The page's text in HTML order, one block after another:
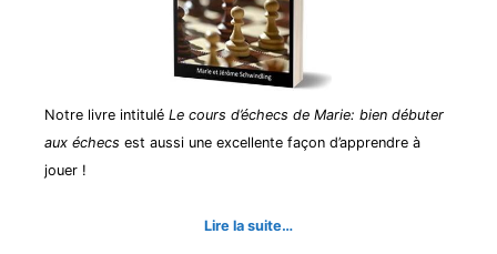
Notre livre intitulé Le cours d’échecs de Marie: bien débuter
aux échecs est aussi une excellente façon d’apprendre à
jouer !
Lire la suite…